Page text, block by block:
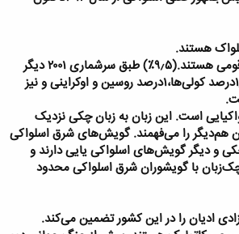
هستند.
مجارها بزرگترین اقلیت قومی هستند.(۹٫۵٪) طبق سرشماری ۲۰۰۱ دیگر
گروه‌های قومی شامل ۱٫۷درصد کولی‌ها،۱درصد روسین و اوکراینی و نیز
است. این زبان به زبان چکی نزدیک
هم‌دیگر را می‌فهمند. گویش‌های شرق اسلواکی
و دیگر گویش‌های اسلواکی یایی دارند و
با گویشوران شرق اسلواکی محدود
ادیان را در این کشور تضمین می‌کند.